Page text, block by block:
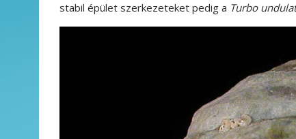
stabil épület szerkezeteket pedig a Turbo